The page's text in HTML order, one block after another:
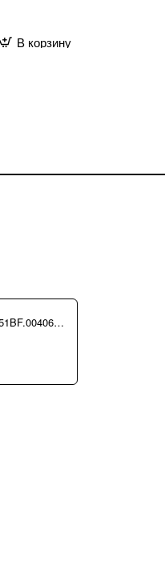
В корзину
Сумка Ripani 7451BF.00406 Ecru/Sabbia